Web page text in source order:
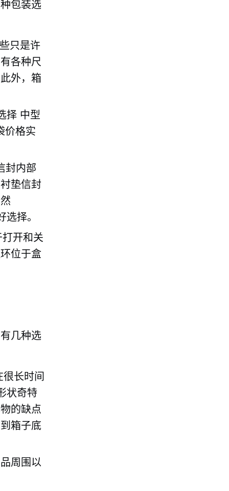
包装选
只是许
各种尺
外，箱
择 中型
价格实
封内部
垫信封
择。
开和关
位于盒
几种选
长时间
状奇特
的缺点
箱子底
周围以